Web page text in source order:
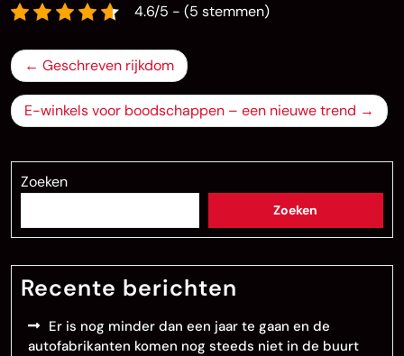
4.6/5 - (5 stemmen)
Bericht
navigatie
Geschreven rijkdom
E-winkels voor boodschappen – een nieuwe trend
Zoeken
Zoeken
Recente berichten
Er is nog minder dan een jaar te gaan en de
autofabrikanten komen nog steeds niet in de buurt